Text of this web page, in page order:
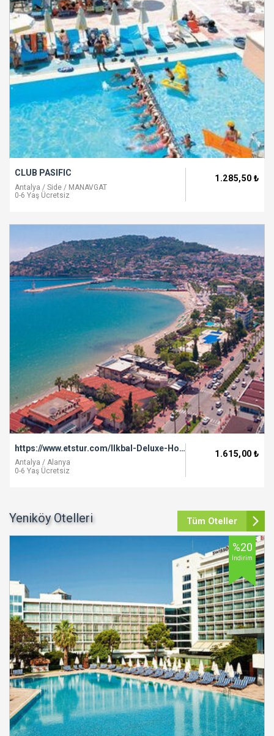
CLUB PASIFIC
Antalya / Side / MANAVGAT
0-6 Yaş Ücretsiz
1.285,50 ₺
https://www.etstur.com/Ilkbal-Deluxe-Hotel?&adult_1=2
Antalya / Alanya
0-6 Yaş Ücretsiz
1.615,00 ₺
Yeniköy Otelleri Tüm Oteller
%20
İndirim